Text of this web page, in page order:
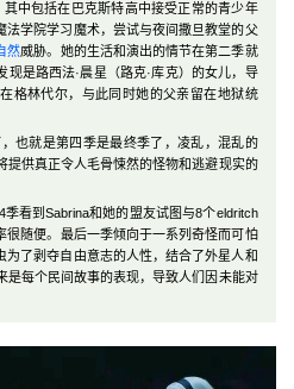
中包括在巴克斯特高中接受正常的青少年
法学院学习魔术，尝试与夜间撒旦教堂的父
然威胁。她的生活和演出的情节在第二季就
是路西法·晨星（路克·库克）的女儿，导
格林代尔，与此同时她的父亲留在地狱统
也就是第四季是最终季了，凌乱，混乱的
提供真正令人毛骨悚然的怪物和逃避现实的
看到Sabrina和她的盟友试图与8个eldritch
很随便。最后一季倾向于一系列奇怪而可怕
为了剥夺自由意志的人性，结合了外星人和
是每个民间故事的表现，导致人们因未能对